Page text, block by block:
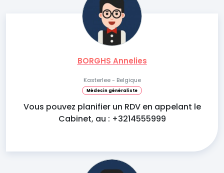
BORGHS Annelies
Kasterlee - Belgique
Médecin généraliste
Vous pouvez planifier un RDV en appelant le
Cabinet, au : +3214555999